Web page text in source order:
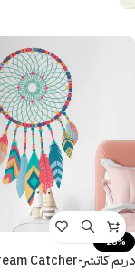
-26%